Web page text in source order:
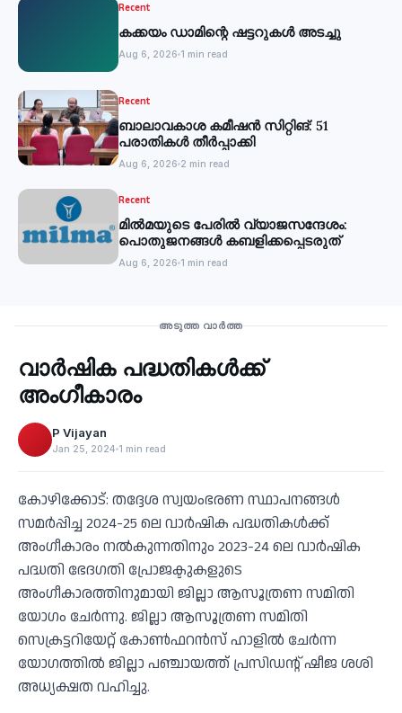
Recent
കക്കയം ഡാമിന്റെ ഷട്ടറുകള്‍ അടച്ചു
Aug 6, 2026 1 min read
Recent
ബാലാവകാശ കമീഷന്‍ സിറ്റിങ്: 51
പരാതികള്‍ തീര്‍പ്പാക്കി
Aug 6, 2026 2 min read
Recent
മില്‍മയുടെ പേരില്‍ വ്യാജസന്ദേശം:
പൊതുജനങ്ങള്‍ കബളിക്കപ്പെടരുത്
Aug 6, 2026 1 min read
അടുത്ത വാർത്ത
‹
വാർഷിക പദ്ധതികൾക്ക്
അംഗീകാരം
P Vijayan
Jan 25, 2024 1 min read
കോഴിക്കോട്: തദ്ദേശ സ്വയംഭരണ സ്ഥാപനങ്ങൾ
സമർപ്പിച്ച 2024-25 ലെ വാർഷിക പദ്ധതികൾക്ക്
അംഗീകാരം നൽകുന്നതിനും 2023-24 ലെ വാർഷിക
പദ്ധതി ഭേദഗതി പ്രോജക്ടുകളുടെ
അംഗീകാരത്തിനുമായി ജില്ലാ ആസൂത്രണ സമിതി
യോഗം ചേർന്നു. ജില്ലാ ആസൂത്രണ സമിതി
സെക്രട്ടറിയേറ്റ് കോൺഫറൻസ് ഹാളിൽ ചേർന്ന
യോഗത്തിൽ ജില്ലാ പഞ്ചായത്ത് പ്രസിഡന്റ് ഷീജ ശശി
അധ്യക്ഷത വഹിച്ചു.